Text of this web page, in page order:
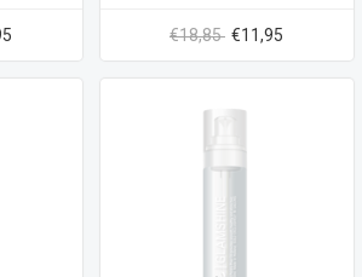
€18,85 €11,95